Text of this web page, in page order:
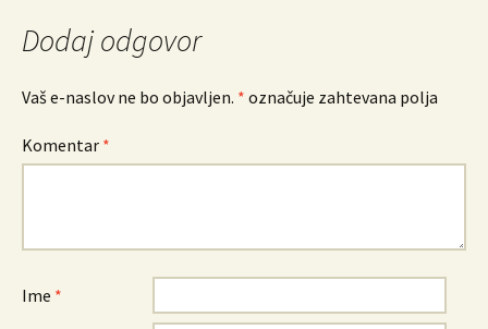
prispevkih
Dodaj odgovor
Vaš e-naslov ne bo objavljen. * označuje zahtevana polja
Komentar *
Ime *